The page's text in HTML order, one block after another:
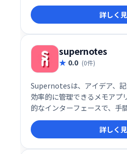
ん。安心してご利用いただ
環境を提供します。
詳しく
supernotes
0.0 (0件)
Supernotesは、アイデア、
効率的に管理できるメモアプ
的なインターフェースで、手
り、整理することができます
理に最適なツールです。詳しく